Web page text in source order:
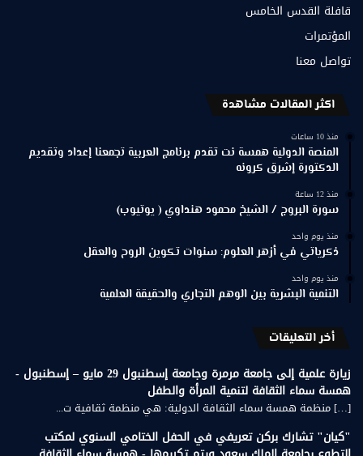
قافلة القدس الخامس
المؤتمرات
تواصل معنا
اكثر المقالات مشاهدة
منذ 10 ساعات
المنصة الدولية همسة نت تقدم برنامج العربية تجمعنا إعداد وتقديم
الدكتورة إشرق كرونه
منذ 12 ساعة
سورة البروج / الشيخ محمود هنداوي ( يوتيوب)
منذ يوم واحد
ذكرياتي في أزهر العلوم: سنوات تكوين الروح والعقل
منذ يوم واحد
التنمية البشرية بين الوهم التجاري والحقيقة العلمية
أخر التعليقات
زيارة علمية إلى جامعة مرمرة وجامعة إسطنبول 29 مايو – إسطنبول -
همسة سماء الثقافة لتنمية المرأة والطفل
[…] منظمة همسة سماء الثقافة الدولية: هي منظمة ثقافية ت...
"كيان" تشارك بركن تعريفي في الحفل الختامي السنوي لمكتب